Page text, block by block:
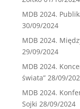
MDB 2024.
30/09/2024
MDB 2024.
29/09/2024
MDB 2024.
świata” 28/09/
MDB 2024.
Sojki 28/09/2024